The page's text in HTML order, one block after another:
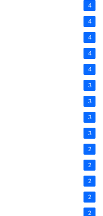
4
4
4
4
4
3
3
3
3
2
2
2
2
2